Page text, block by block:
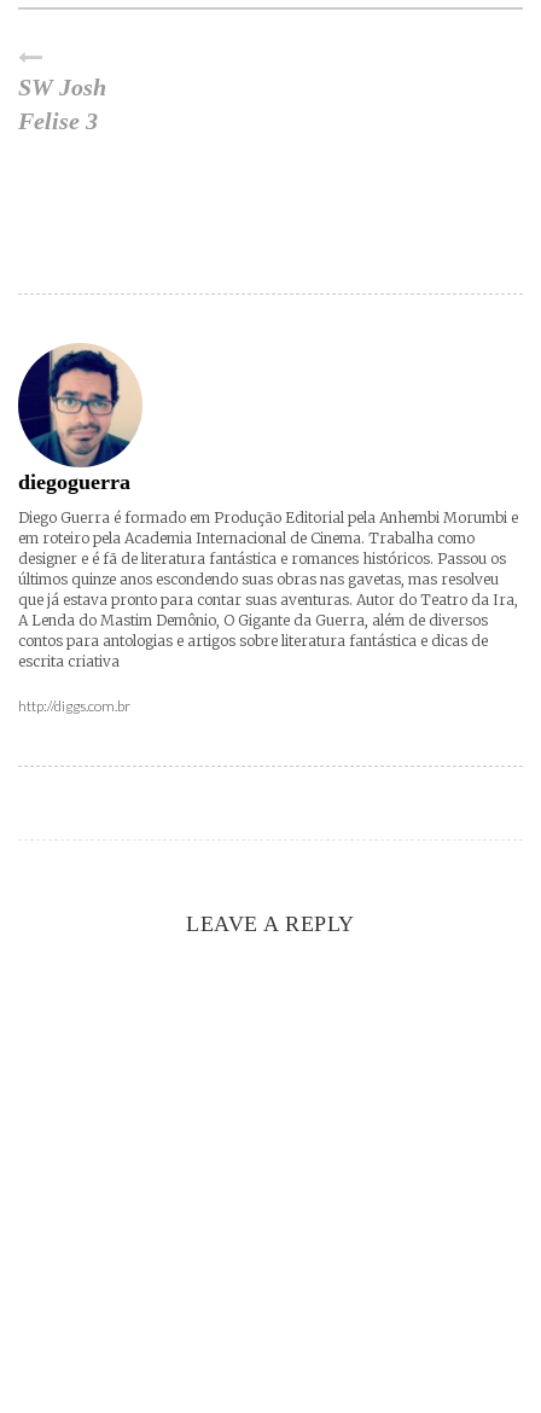
SW Josh
Felise 3
diegoguerra
Diego Guerra é formado em Produção Editorial pela Anhembi Morumbi e
em roteiro pela Academia Internacional de Cinema. Trabalha como
designer e é fã de literatura fantástica e romances históricos. Passou os
últimos quinze anos escondendo suas obras nas gavetas, mas resolveu
que já estava pronto para contar suas aventuras. Autor do Teatro da Ira,
A Lenda do Mastim Demônio, O Gigante da Guerra, além de diversos
contos para antologias e artigos sobre literatura fantástica e dicas de
escrita criativa
http://diggs.com.br
LEAVE A REPLY